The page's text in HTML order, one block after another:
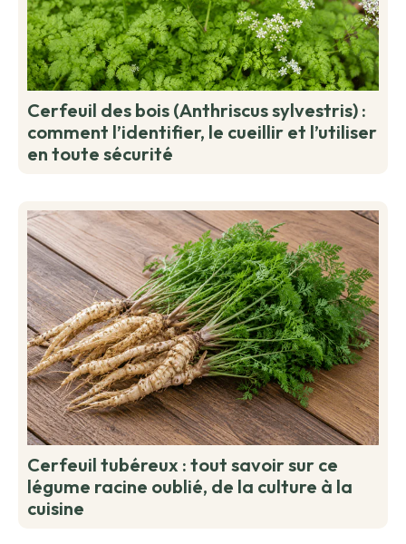
Cerfeuil des bois (Anthriscus sylvestris) :
comment l’identifier, le cueillir et l’utiliser
en toute sécurité
Cerfeuil tubéreux : tout savoir sur ce
légume racine oublié, de la culture à la
cuisine